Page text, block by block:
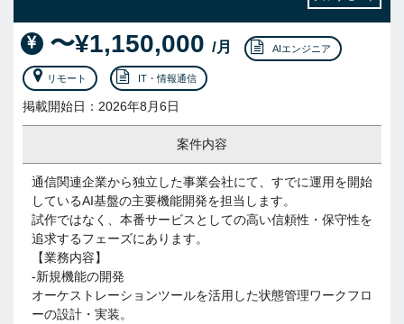
〜¥1,150,000 /月 AIエンジニア
リモート IT・情報通信
掲載開始日：2026年8月6日
案件内容
通信関連企業から独立した事業会社にて、すでに運用を開始
しているAI基盤の主要機能開発を担当します。
試作ではなく、本番サービスとしての高い信頼性・保守性を
追求するフェーズにあります。
【業務内容】
-新規機能の開発
オーケストレーションツールを活用した状態管理ワークフロ
ーの設計・実装。